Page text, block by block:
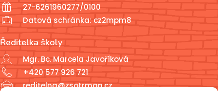
27-6261960277/0100
Datová schránka: cz2mpm8
Ředitelka školy
Mgr. Bc. Marcela Javoříková
+420 577 926 721
reditelna@zsotrman.cz